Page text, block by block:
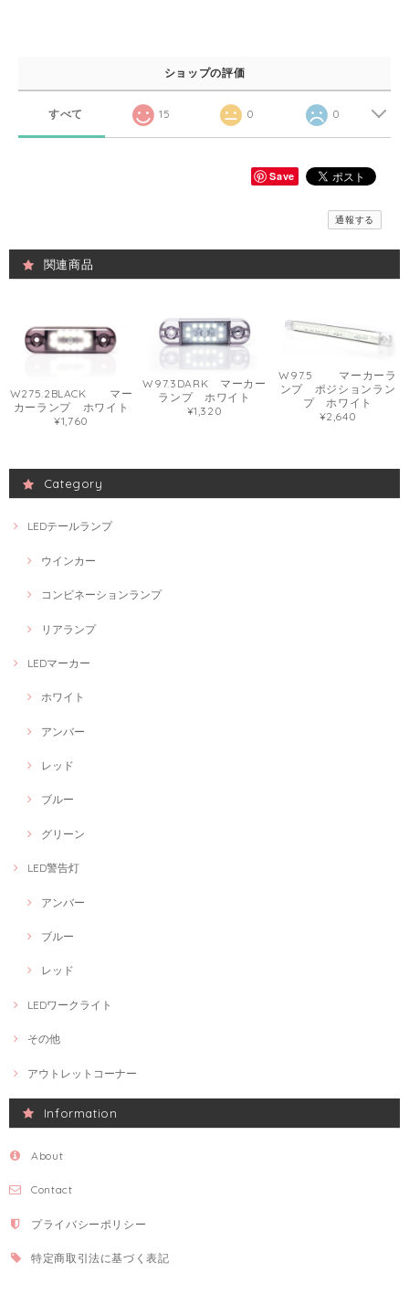
ショップの評価
すべて 15 0 0
Save
通報する
関連商品
W275.2BLACK マー
カーランプ ホワイト
¥1,760
W97.3DARK マーカー
ランプ ホワイト
¥1,320
W97.5 マーカーラ
ンプ ポジションラン
プ ホワイト
¥2,640
Category
LEDテールランプ
ウインカー
コンビネーションランプ
リアランプ
LEDマーカー
ホワイト
アンバー
レッド
ブルー
グリーン
LED警告灯
アンバー
ブルー
レッド
LEDワークライト
その他
アウトレットコーナー
Information
About
Contact
プライバシーポリシー
特定商取引法に基づく表記